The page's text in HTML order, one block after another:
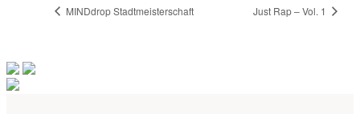
MINDdrop Stadtmeisterschaft Just Rap – Vol. 1